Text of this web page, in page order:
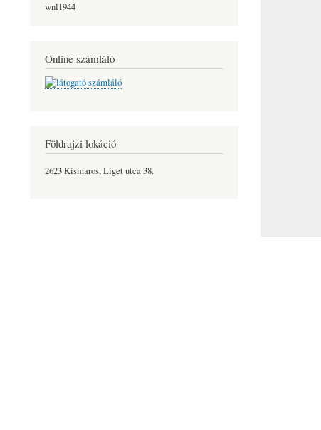
wnl1944
Online számláló
Földrajzi lokáció
2623 Kismaros, Liget utca 38.